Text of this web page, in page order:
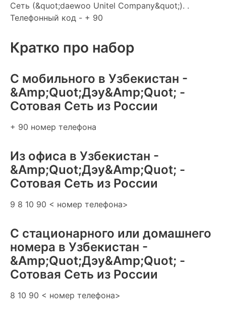
Сеть (&quot;daewoo Unitel Company&quot;). .
Телефонный код - + 90
Кратко про набор
C мобильного в Узбекистан -
&Amp;Quot;Дэу&Amp;Quot; -
Сотовая Сеть из России
+ 90 номер телефона
Из офиса в Узбекистан -
&Amp;Quot;Дэу&Amp;Quot; -
Сотовая Сеть из России
9 8 10 90 < номер телефона>
С стационарного или домашнего
номера в Узбекистан -
&Amp;Quot;Дэу&Amp;Quot; -
Сотовая Сеть из России
8 10 90 < номер телефона>